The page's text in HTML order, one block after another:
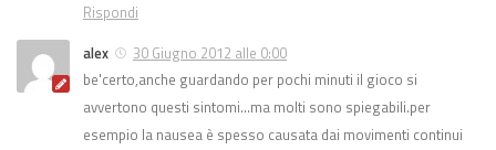
Rispondi
alex
30 Giugno 2012 alle 0:00
be'certo,anche guardando per pochi minuti il gioco si
avvertono questi sintomi…ma molti sono spiegabili.per
esempio la nausea è spesso causata dai movimenti continui